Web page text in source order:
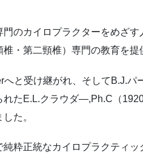
のカイロプラクターをめざ
・第二頸椎）専門の教育を提
と受け継がれ、そしてB.J.パ
れたE.L.クラウダ―,Ph.C（
た。
粋正統なカイロプラクティッ